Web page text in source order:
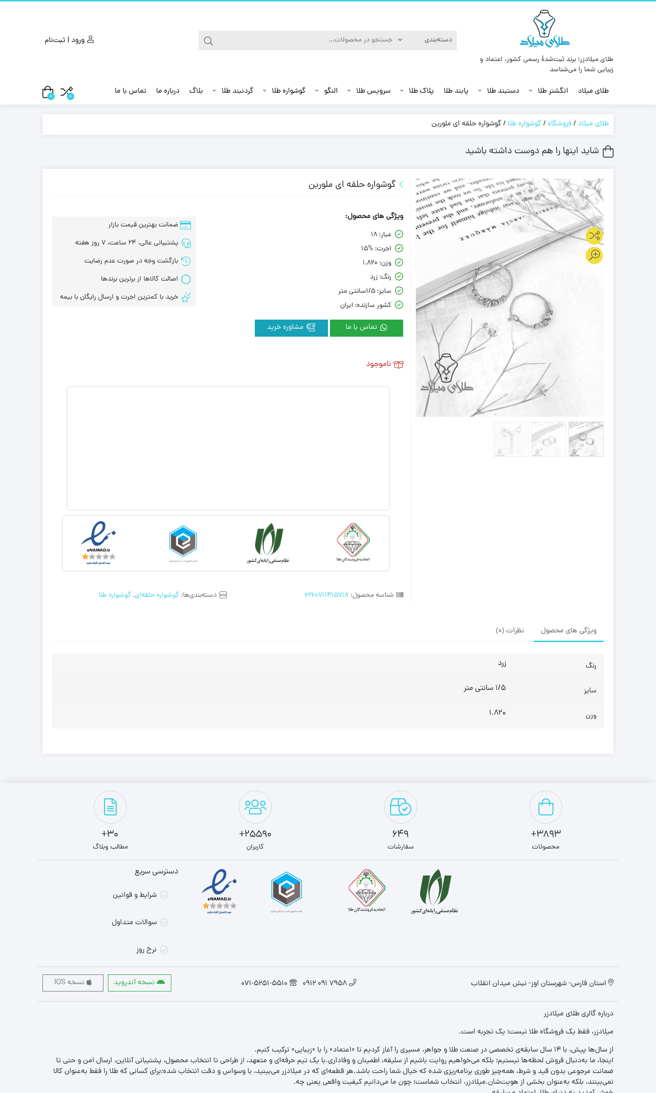
طلای میلادزر؛ برند ثبت‌شدهٔ رسمی کشور، اعتماد و
زیبایی شما را می‌شناسد
ورود | ثبت‌نام
طلای میلاد انگشتر طلا دستبند طلا پابند طلا پلاک طلا سرویس طلا النگو گوشواره طلا گردنبند طلا بلاگ درباره ما تماس با ما 0
0
طلای میلاد /فروشگاه/گوشواره طلا/گوشواره حلقه ای ملورین
شاید اینها را هم دوست داشته باشید
گوشواره حلقه ای ملورین
شناسه محصول:6260711415718 دسته‌بندی‌ها: گوشواره حلقه‌ای, گوشواره طلا
ویژگی های محصول:
عیار: 18
اجرت: 15%
وزن: 1.820
رنگ: زرد
سایز: 1/5سانتی متر
کشور سازنده: ایران
تماس با ما
ضمانت بهترین قیمت بازار
پشتیبانی عالی، 24 ساعت، 7 روز هفته
بازگشت وجه در صورت عدم رضایت
اصالت کالاها از برترین برندها
خرید با کمترین اجرت و ارسال رایگان با بیمه
ناموجود
ویژگی های محصول نظرات (0)
رنگ زرد
سایز 1/5 سانتی متر
وزن 1.820
3893+
محصولات
649
سفارشات
25590+
کاربران
30+
مطالب وبلاگ
دسترسی سریع
شرایط و قوانین
سوالات متداول
نرخ روز
استان فارس- شهرستان اوز- نبش میدان انقلاب 7958 091 0912
071-5251-5510 نسخه آندروید نسخه IOS
درباره گالری طلای میلادزر
میلادزر، فقط یک فروشگاه طلا نیست؛ یک تجربه‌ است.
از سال‌ها پیش، با ۱۴ سال سابقه‌ی تخصصی در صنعت طلا و جواهر، مسیری را آغاز کردیم تا «اعتماد» را با «زیبایی» ترکیب کنیم.
اینجا، ما به‌دنبال فروش لحظه‌ها نیستیم؛ بلکه می‌خواهیم روایت باشیم از سلیقه، اطمینان و وفاداری.با یک تیم حرفه‌ای و متعهد، از طراحی تا انتخاب محصول، پشتیبانی آنلاین، ارسال امن و حتی تا
ضمانت مرجوعی بدون قید و شرط، همه‌چیز طوری برنامه‌ریزی شده که خیال شما راحت باشد.هر قطعه‌ای که در میلادزر می‌بینید، با وسواس و دقت انتخاب شده؛برای کسانی که طلا را فقط به‌عنوان کالا
نمی‌بینند، بلکه به‌عنوان بخشی از هویت‌شان.میلادزر، انتخاب شماست؛ چون ما می‌دانیم کیفیت واقعی یعنی چه.